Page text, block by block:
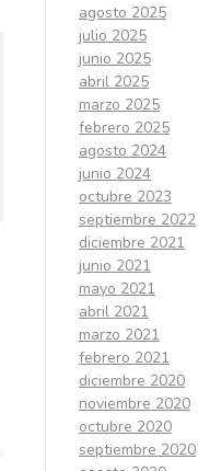
agosto 2025
julio 2025
junio 2025
abril 2025
marzo 2025
febrero 2025
agosto 2024
junio 2024
octubre 2023
septiembre 2022
diciembre 2021
junio 2021
mayo 2021
abril 2021
marzo 2021
febrero 2021
diciembre 2020
noviembre 2020
octubre 2020
septiembre 2020